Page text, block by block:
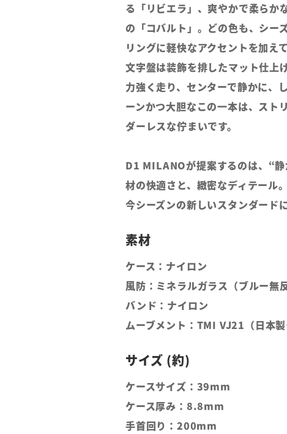
る「リビエラ」、爽やかで柔らか
の「コバルト」。どの色も、シー
リングに軽快なアクセントを加え
文字盤は装飾を排したマット仕上
力強く走り、センターで静かに、
ーンかつ大胆なこの一本は、スト
ダーレスな佇まいです。
D1 MILANOが提案するのは、“
材の快適さと、緻密なディテール
今シーズンの新しいスタンダード
ケース：ナイロン
風防：ミネラルガラス（ブルー無
バンド：ナイロン
ムーブメント：TMI VJ21（日本製
ケースサイズ：39mm
ケース厚み：8.8mm
手首回り：200mm